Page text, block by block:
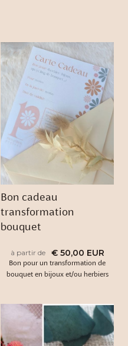
Bon cadeau
transformation
bouquet
à partir de € 50,00 EUR
Bon pour un transformation de
bouquet en bijoux et/ou herbiers